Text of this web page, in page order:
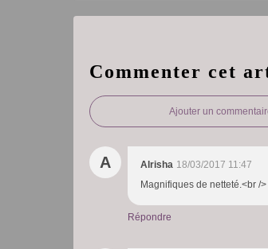
Commenter cet
Ajouter un
A Alrisha 18/03/2017 11:47
Magnifiques de netteté.<br /
Répondre